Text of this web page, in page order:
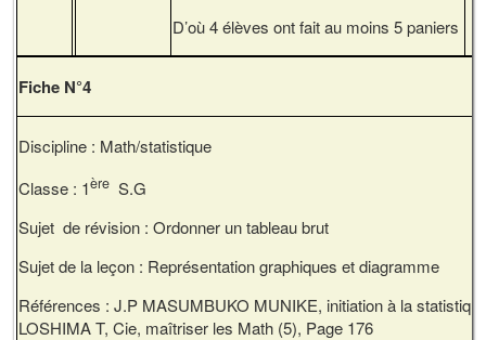
D’où 4 élèves ont fait au moins 5 paniers
Fiche N°4
Discipline : Math/
Classe : 1ère S.G
Sujet de révision : Ordonner un tableau brut
Sujet de la leçon : Représentation graphiques et diagramme
Références : J.P MASUMBUKO MUNIKE, initiation à la
LOSHIMA T, Cie, maîtriser les Math (5), Page 176